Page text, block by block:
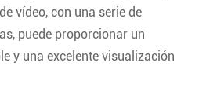
vídeo, con una serie de
puede proporcionar un
y una excelente visualización